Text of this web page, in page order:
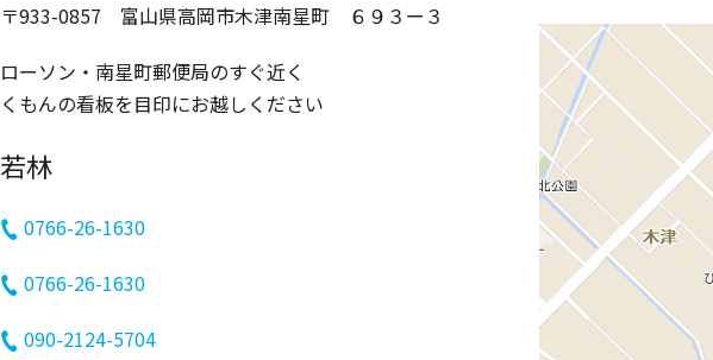
〒933-0857 富山県高岡市木津南星町 ６９３ー３
ローソン・南星町郵便局のすぐ近く
くもんの看板を目印にお越しください
若林
0766-26-1630
0766-26-1630
090-2124-5704